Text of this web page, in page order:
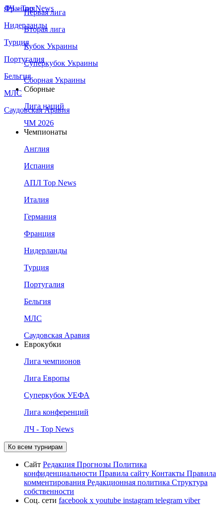
Франция
Нидерланды
Турция
Португалия
Бельгия
МЛС
Саудовская Аравия
ЛЧ - Top News
Первая лига
Вторая лига
Кубок Украины
Суперкубок Украины
Сборная Украины
Сборные
Лига наций
ЧМ 2026
Чемпионаты
Англия
Испания
АПЛ Top News
Италия
Германия
Франция
Нидерланды
Турция
Португалия
Бельгия
МЛС
Саудовская Аравия
Еврокубки
Лига чемпионов
Лига Европы
Суперкубок УЕФА
Лига конференций
ЛЧ - Top News
Ко всем турнирам
Сайт Редакция Прогнозы Политика
конфиденциальности Правила сайту Контакты Правила
комментирования Редакционная политика Структура
собственности
Соц. сети facebook x youtube instagram telegram viber